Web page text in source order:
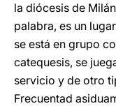
la diócesis de
palabra, es un
se está en grupo
catequesis, se
servicio y de otro
Frecuentad